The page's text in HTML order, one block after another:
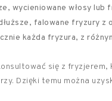
wycieniowane włosy lub
falowane fryzury z
każda fryzura, z
się z
Dzięki temu można